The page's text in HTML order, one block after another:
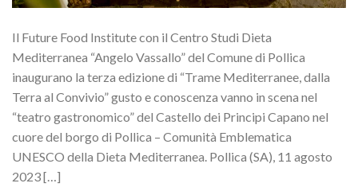
Il Future Food Institute con il Centro Studi Dieta
Mediterranea “Angelo Vassallo” del Comune di Pollica
inaugurano la terza edizione di “Trame Mediterranee, dalla
Terra al Convivio” gusto e conoscenza vanno in scena nel
“teatro gastronomico” del Castello dei Principi Capano nel
cuore del borgo di Pollica – Comunità Emblematica
UNESCO della Dieta Mediterranea. Pollica (SA), 11 agosto
2023 […]